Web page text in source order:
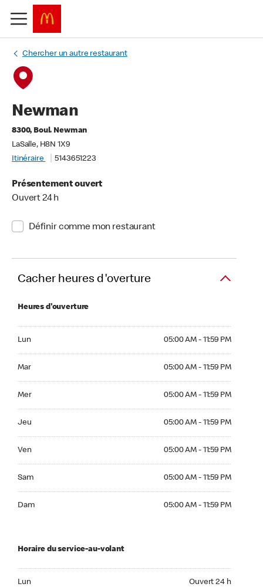
Chercher un autre restaurant
Newman
8300, Boul. Newman
LaSalle, H8N 1X9
Itinéraire
5143651223
Présentement ouvert
Ouvert 24 h
Définir comme mon restaurant
Cacher heures d'overture
Heures d'ouverture
Lun 05:00 AM - 11:59 PM
Mar 05:00 AM - 11:59 PM
Mer 05:00 AM - 11:59 PM
Jeu 05:00 AM - 11:59 PM
Ven 05:00 AM - 11:59 PM
Sam 05:00 AM - 11:59 PM
Dam 05:00 AM - 11:59 PM
Horaire du service-au-volant
Lun Ouvert 24 h